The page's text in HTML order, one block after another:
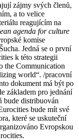
zájmy svých členů,
a to velice
reagujícím na
agenda for culture
komise
Jedná se o první
k této strategii
the Communication
world“. /pracovní
dokument má být po
základem pro jednání
bude distribuován
bude mít své
které se uskuteční
Evropskou